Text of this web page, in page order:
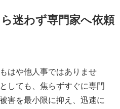
迷わず専門家へ依頼
はや他人事ではありませ
しても、焦らずすぐに専門
害を最小限に抑え、迅速に